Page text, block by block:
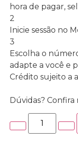
hora de pagar,
2
Inicie sessão no
3
Escolha o
adapte a você e
Crédito sujeito a
Dúvidas? Confira